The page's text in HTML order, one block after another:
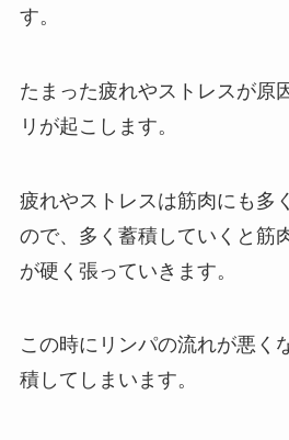
す。
たまった疲れやストレスが原
リが起こします。
疲れやストレスは筋肉にも多
ので、多く蓄積していくと筋
が硬く張っていきます。
この時にリンパの流れが悪く
積してしまいます。